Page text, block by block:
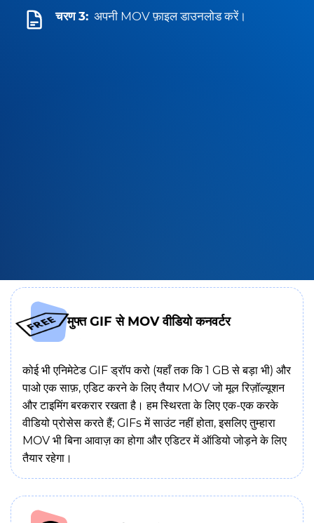
चरण 3: अपनी MOV फ़ाइल डाउनलोड करें।
मुफ्त GIF से MOV वीडियो कनवर्टर
कोई भी एनिमेटेड GIF ड्रॉप करो (यहाँ तक कि 1 GB से बड़ा भी) और
पाओ एक साफ़, एडिट करने के लिए तैयार MOV जो मूल रिज़ॉल्यूशन
और टाइमिंग बरकरार रखता है। हम स्थिरता के लिए एक-एक करके
वीडियो प्रोसेस करते हैं; GIFs में साउंट नहीं होता, इसलिए तुम्हारा
MOV भी बिना आवाज़ का होगा और एडिटर में ऑडियो जोड़ने के लिए
तैयार रहेगा।